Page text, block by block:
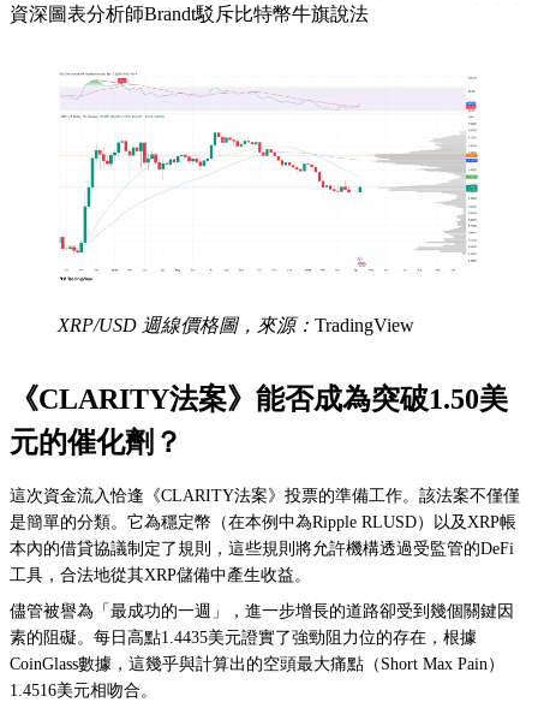
資深圖表分析師Brandt駁斥比特幣牛旗說法
XRP/USD 週線價格圖，來源： TradingView
《CLARITY法案》能否成為突破1.50美
元的催化劑？
這次資金流入恰逢《CLARITY法案》投票的準備工作。該法案不僅僅
是簡單的分類。它為穩定幣（在本例中為Ripple RLUSD）以及XRP帳
本內的借貸協議制定了規則，這些規則將允許機構透過受監管的DeFi
工具，合法地從其XRP儲備中產生收益。
儘管被譽為「最成功的一週」，進一步增長的道路卻受到幾個關鍵因
素的阻礙。每日高點1.4435美元證實了強勁阻力位的存在，根據
CoinGlass數據，這幾乎與計算出的空頭最大痛點（Short Max Pain）
1.4516美元相吻合。